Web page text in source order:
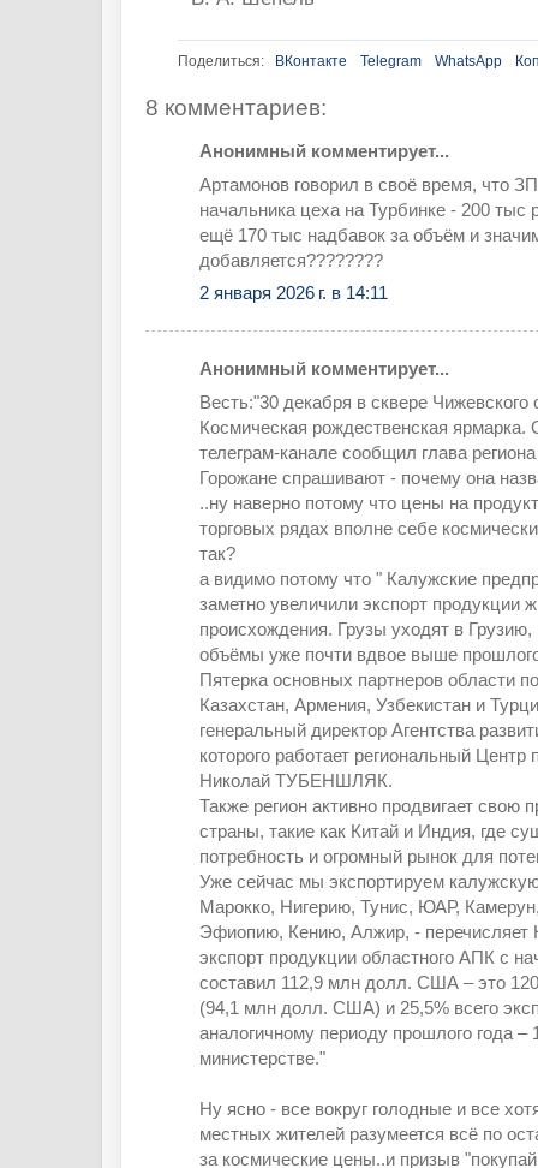
Поделиться: ВКонтакте Telegram WhatsApp
8 комментариев:
Анонимный комментирует...
Артамонов говорил в своё время, что ЗП
начальника цеха на Турбинке - 200 тыс
ещё 170 тыс надбавок за объём и
добавляется????????
2 января 2026 г. в 14:11
Анонимный комментирует...
Весть:"30 декабря в сквере Чижевского
Космическая рождественская
телеграм-канале сообщил глава
Горожане спрашивают - почему она
..ну наверно потому что цены на
торговых рядах вполне себе
так?
а видимо потому что " Калужские
заметно увеличили экспорт продукции
происхождения. Грузы уходят в
объёмы уже почти вдвое выше
Пятерка основных партнеров области
Казахстан, Армения, Узбекистан и
генеральный директор Агентства
которого работает региональный Центр
Николай ТУБЕНШЛЯК.
Также регион активно продвигает свою
страны, такие как Китай и Индия, где
потребность и огромный рынок для
Уже сейчас мы экспортируем
Марокко, Нигерию, Тунис, ЮАР,
Эфиопию, Кению, Алжир, - перечисляет
экспорт продукции областного АПК с
составил 112,9 млн долл. США – это
(94,1 млн долл. США) и 25,5% всего
аналогичному периоду прошлого года –
министерстве."
Ну ясно - все вокруг голодные и все
местных жителей разумеется всё по
за космические цены..и призыв